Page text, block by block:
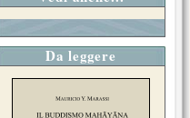
Da leggere